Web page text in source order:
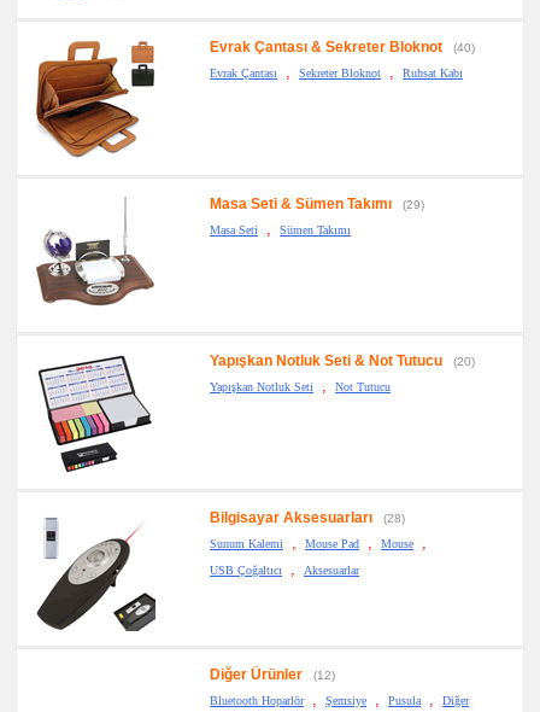
Evrak Çantası & Sekreter Bloknot
(40)
Evrak Çantası
, Sekreter Bloknot , Ruhsat Kabı
Masa Seti & Sümen Takımı
(29)
Masa Seti
, Sümen Takımı
Yapışkan Notluk Seti & Not Tutucu
(20)
Yapışkan Notluk Seti
, Not Tutucu
Bilgisayar Aksesuarları
(28)
Sunum Kalemi
, Mouse Pad , Mouse ,
USB Çoğaltıcı , Aksesuarlar
Diğer Ürünler
(12)
Bluetooth Hoparlör
, Şemsiye , Pusula , Diğer